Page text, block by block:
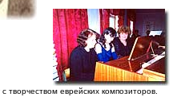
творчеством еврейских композиторов.